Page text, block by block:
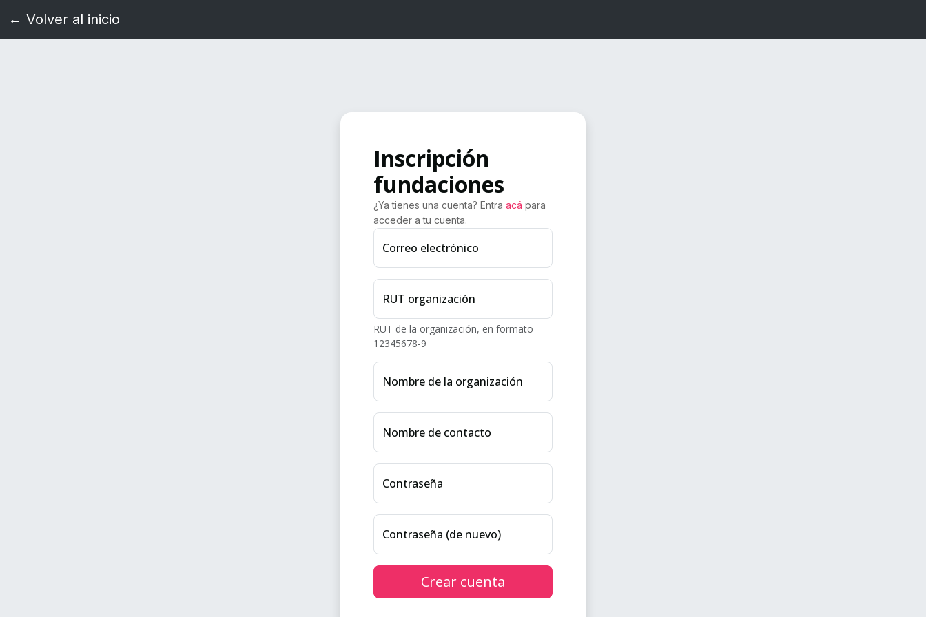
← Volver al inicio
Inscripción
fundaciones
¿Ya tienes una cuenta? Entra acá para
acceder a tu cuenta.
Correo electrónico
RUT organización
RUT de la organización, en formato
12345678-9
Nombre de la organización
Nombre de contacto
Contraseña
Contraseña (de nuevo)
Crear cuenta